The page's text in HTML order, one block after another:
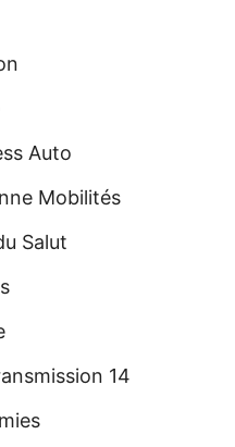
Auto
Mobilités
Salut
14